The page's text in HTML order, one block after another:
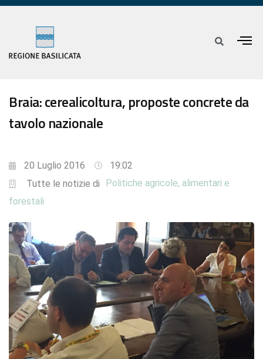
Braia: cerealicoltura, proposte concrete da
tavolo nazionale
20 Luglio 2016
19:02
Tutte le notizie di
Politiche agricole, alimentari e
forestali